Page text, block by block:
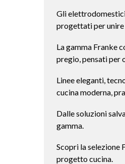
Gli elettrodomestici
progettati per
La gamma Franke
pregio, pensati per
Linee eleganti,
cucina moderna,
Dalle soluzioni
gamma.
Scopri la selezione
progetto cucina.